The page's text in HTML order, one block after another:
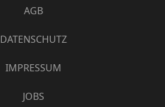
AGB
DATENSCHUTZ
IMPRESSUM
JOBS